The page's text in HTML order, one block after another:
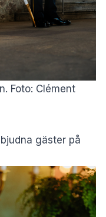
Foto: Clément
gäster på